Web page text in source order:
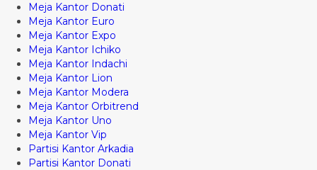
Meja Kantor Donati
Meja Kantor Euro
Meja Kantor Expo
Meja Kantor Ichiko
Meja Kantor Indachi
Meja Kantor Lion
Meja Kantor Modera
Meja Kantor Orbitrend
Meja Kantor Uno
Meja Kantor Vip
Partisi Kantor Arkadia
Partisi Kantor Donati